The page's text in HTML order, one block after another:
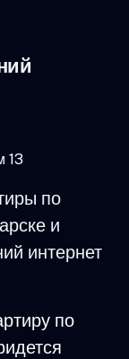
13
по
и
интернет
по